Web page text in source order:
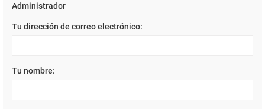
Administrador
Tu dirección de correo electrónico:
Tu nombre: